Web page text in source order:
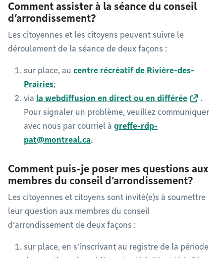
Comment assister à la séance du conseil
d’arrondissement?
Les citoyennes et les citoyens peuvent suivre le
déroulement de la séance de deux façons :
sur place, au centre récréatif de Rivière-des-
Prairies;
via la webdiffusion en direct ou en différée
.
Pour signaler un problème, veuillez communiquer
avec nous par courriel à greffe-rdp-
pat@montreal.ca.
Comment puis-je poser mes questions aux
membres du conseil d’arrondissement?
Les citoyennes et citoyens sont invité(e)s à soumettre
leur question aux membres du conseil
d’arrondissement de deux façons :
sur place, en s’inscrivant au registre de la période